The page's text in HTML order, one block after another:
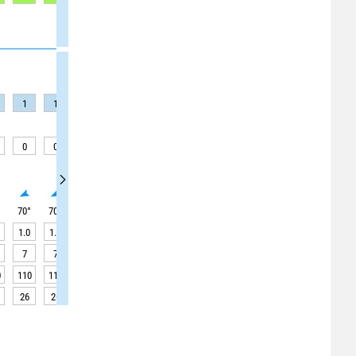
1 1
0 0
70° 70
1.0 1.0
7 7
110 110
26 26